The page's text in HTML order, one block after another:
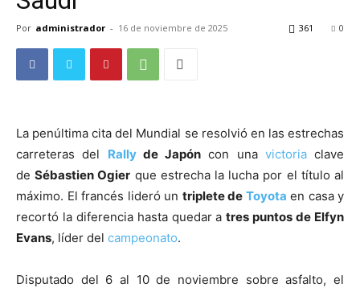
Por administrador - 16 de noviembre de 2025 0
361
La penúltima cita del Mundial se resolvió en las estrechas
carreteras del Rallyde Japón con una victoriaclave
deSébastien Ogier que estrecha la lucha por el título al
máximo. El francés lideró un triplete de Toyota en casa y
recortó la diferencia hasta quedar atres puntos de Elfyn
Evans, líder del campeonato.
Disputado del 6 al 10 de noviembre sobre asfalto, el